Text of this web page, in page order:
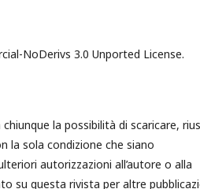
NoDerivs 3.0 Unported License.
la possibilità di scaricare,
la sola condizione che siano
autorizzazioni all’autore o alla
su questa rivista per altre